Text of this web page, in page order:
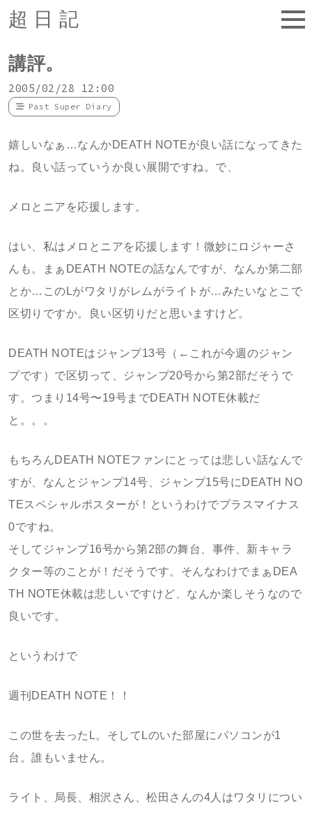
超日記
講評。
2005/02/28 12:00
Past Super Diary
嬉しいなぁ…なんかDEATH NOTEが良い話になってきた
ね。良い話っていうか良い展開ですね。で、
メロとニアを応援します。
はい、私はメロとニアを応援します！微妙にロジャーさ
んも。まぁDEATH NOTEの話なんですが、なんか第二部
とか…このLがワタリがレムがライトが…みたいなとこで
区切りですか。良い区切りだと思いますけど。
DEATH NOTEはジャンプ13号（←これが今週のジャン
プです）で区切って、ジャンプ20号から第2部だそうで
す。つまり14号〜19号までDEATH NOTE休載だ
と。。。
もちろんDEATH NOTEファンにとっては悲しい話なんで
すが、なんとジャンプ14号、ジャンプ15号にDEATH NO
TEスペシャルポスターが！というわけでプラスマイナス
0ですね。
そしてジャンプ16号から第2部の舞台、事件、新キャラ
クター等のことが！だそうです。そんなわけでまぁDEA
TH NOTE休載は悲しいですけど、なんか楽しそうなので
良いです。
というわけで
週刊DEATH NOTE！！
この世を去ったL。そしてLのいた部屋にパソコンが1
台。誰もいません。
ライト、局長、相沢さん、松田さんの4人はワタリについ